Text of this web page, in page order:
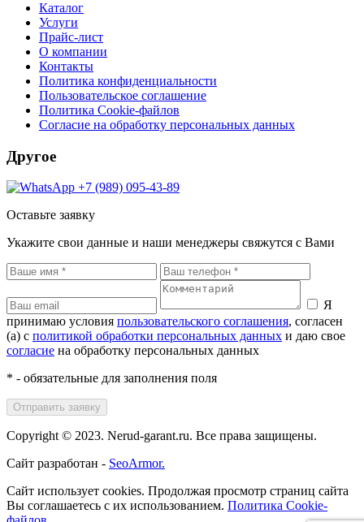
Каталог
Услуги
Прайс-лист
О компании
Контакты
Политика конфиденциальности
Пользовательское соглашение
Политика Cookie-файлов
Согласие на обработку персональных данных
Другое
+7 (989) 095-43-89
Оставьте заявку
Укажите свои данные и наши менеджеры свяжутся с Вами
Я
принимаю условия пользовательского соглашения, согласен
(а) с политикой обработки персональных данных и даю свое
согласие на обработку персональных данных
* - обязательные для заполнения поля
Отправить заявку
Copyright © 2023. Nerud-garant.ru. Все права защищены.
Сайт разработан - SeoArmor.
Сайт использует cookies. Продолжая просмотр страниц сайта
Вы соглашаетесь с их использованием. Политика Cookie-